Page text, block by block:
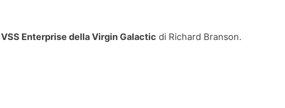
VSS Enterprise della Virgin Galactic di Richard Branson.